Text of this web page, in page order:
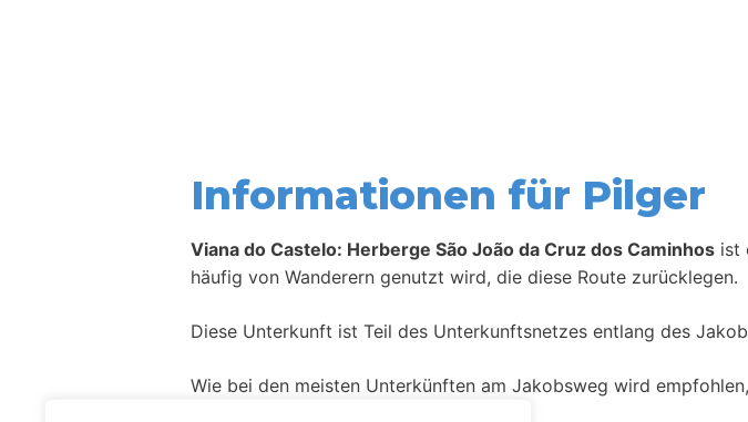
Informationen für Pilger
Viana do Castelo: Herberge São João da Cruz dos Caminhos ist
häufig von Wanderern genutzt wird, die diese Route zurücklegen.
Diese Unterkunft ist Teil des Unterkunftsnetzes entlang des
Wie bei den meisten Unterkünften am Jakobsweg wird